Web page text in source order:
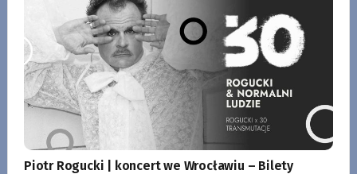
Piotr Rogucki | koncert we Wrocławiu – Bilety